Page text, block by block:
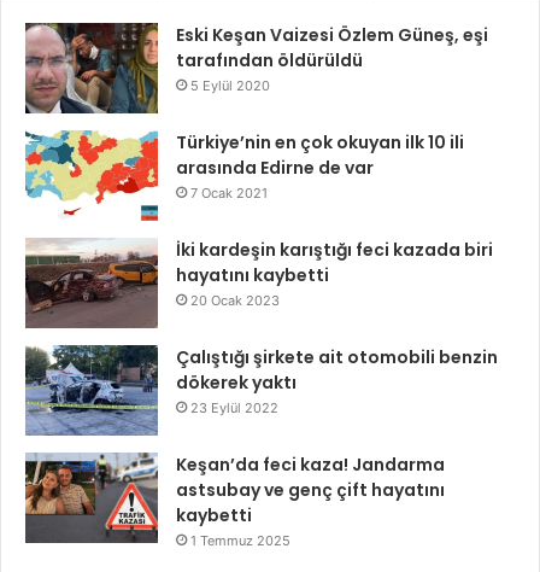
Eski Keşan Vaizesi Özlem Güneş, eşi
tarafından öldürüldü
5 Eylül 2020
Türkiye’nin en çok okuyan ilk 10 ili
arasında Edirne de var
7 Ocak 2021
İki kardeşin karıştığı feci kazada biri
hayatını kaybetti
20 Ocak 2023
Çalıştığı şirkete ait otomobili benzin
dökerek yaktı
23 Eylül 2022
Keşan’da feci kaza! Jandarma
astsubay ve genç çift hayatını
kaybetti
1 Temmuz 2025